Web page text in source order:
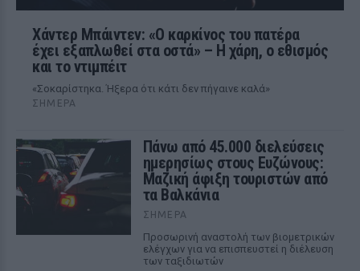
Χάντερ Μπάιντεν: «Ο καρκίνος του πατέρα
έχει εξαπλωθεί στα οστά» – Η χάρη, ο εθισμός
και το ντιμπέιτ
«Σοκαρίστηκα. Ήξερα ότι κάτι δεν πήγαινε καλά»
ΣΉΜΕΡΑ
Πάνω από 45.000 διελεύσεις
ημερησίως στους Ευζώνους:
Μαζική άφιξη τουριστών από
τα Βαλκάνια
ΣΉΜΕΡΑ
Προσωρινή αναστολή των βιομετρικών
ελέγχων για να επισπευστεί η διέλευση
των ταξιδιωτών